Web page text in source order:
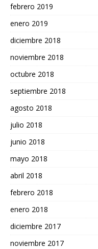
febrero 2019
enero 2019
diciembre 2018
noviembre 2018
octubre 2018
septiembre 2018
agosto 2018
julio 2018
junio 2018
mayo 2018
abril 2018
febrero 2018
enero 2018
diciembre 2017
noviembre 2017